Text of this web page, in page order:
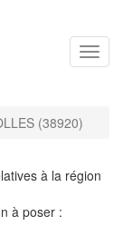
(38920)
à la région
à poser :